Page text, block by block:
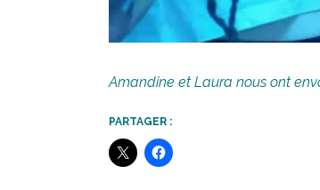
Amandine et Laura nous ont
PARTAGER :